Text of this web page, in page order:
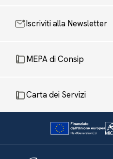
Iscriviti alla Newsletter
MEPA di Consip
Carta dei Servizi